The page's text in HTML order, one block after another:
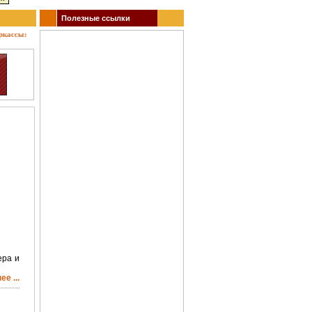
кино, театр, концерты, спектакли, гастроли, выставки, акции, музеи, спорт. Заказ
и
...
Полезные ссылки